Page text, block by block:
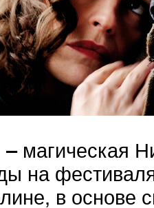
– магическая
на
в основе